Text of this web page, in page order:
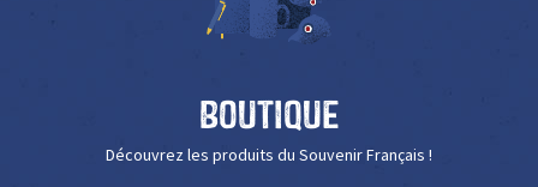
Boutique
Découvrez les produits du Souvenir Français !